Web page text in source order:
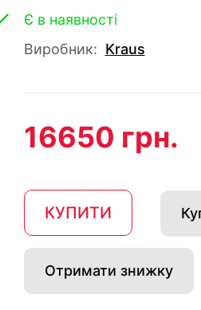
Є в наявності
Виробник: Kraus
16650 грн.
КУПИТИ
Отримати знижку